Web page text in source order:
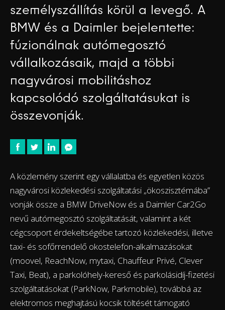
személyszállítás körül a levegő. A
BMW és a Daimler bejelentette:
fúzionálnak autómegosztó
vállalkozásaik, majd a többi
nagyvárosi mobilitáshoz
kapcsolódó szolgáltatásukat is
összevonják.
A közlemény szerint egy vállalatba és egyetlen közös
nagyvárosi közlekedési szolgáltatási „ökoszisztémába”
vonják össze a BMW DriveNow és a Daimler Car2Go
nevű autómegosztó szolgáltatását, valamint a két
cégcsoport érdekeltségébe tartozó közlekedési, illetve
taxi- és sofőrrendelő okostelefon-alkalmazásokat
(moovel, ReachNow, mytaxi, Chauffeur Privé, Clever
Taxi, Beat), a parkolóhely-kereső és parkolásidíj-fizetési
szolgáltatásokat (ParkNow, Parkmobile), továbbá az
elektromos meghajtású kocsik töltését támogató